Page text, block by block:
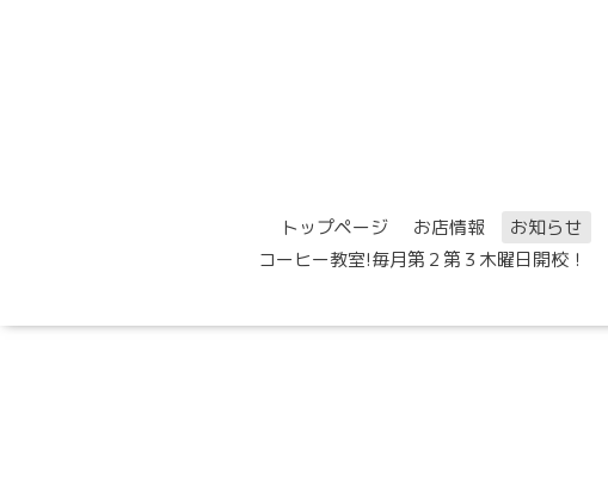
トップページ お店情報 お知らせ
コーヒー教室!毎月第２第３木曜日開校！